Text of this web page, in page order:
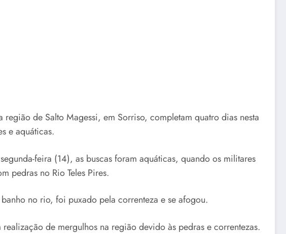
de Salto Magessi, em Sorriso, completam quatro dias nesta
e aquáticas.
feira (14), as buscas foram aquáticas, quando os militares
pedras no Rio Teles Pires.
no rio, foi puxado pela correnteza e se afogou.
de mergulhos na região devido às pedras e correntezas.